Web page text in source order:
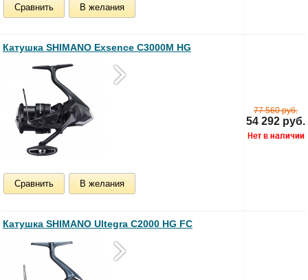
Сравнить В желания
Катушка SHIMANO Exsence C3000M HG
Сравнить В желания
77 560 руб.
54 292 руб.
Катушка SHIMANO Ultegra C2000 HG FC